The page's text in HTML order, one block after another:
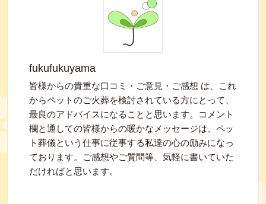
fukufukuyama
皆様からの貴重な口コミ・ご意見・ご感想 は、これ
からペットのご火葬を検討されている方にとって、
最良のアドバイスになることと思います。コメント
欄と通しての皆様からの暖かなメッセージは、ペッ
ト葬儀という仕事に従事する私達の心の励みになっ
ております。ご感想やご質問等、気軽に書いていた
だければと思います。